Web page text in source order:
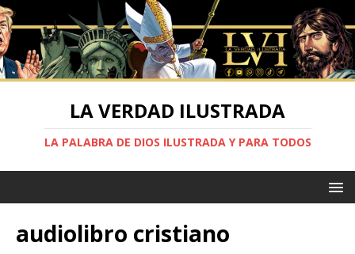
LA VERDAD ILUSTRADA
LA PALABRA DE DIOS ILUSTRADA Y PARA TODOS
audiolibro cristiano